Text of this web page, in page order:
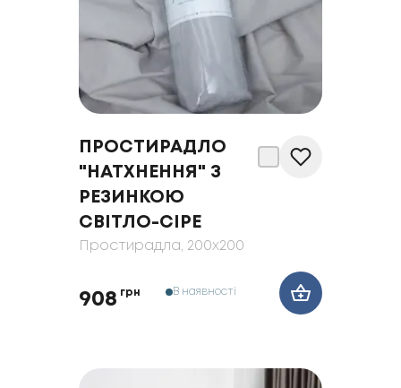
ПРОСТИРАДЛО
"НАТХНЕННЯ" З
РЕЗИНКОЮ
СВІТЛО-СІРЕ
Простирадла, 200x200
908 грн В наявності